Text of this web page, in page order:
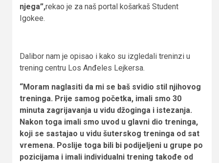
njega”,rekao je za naš portal košarkaš Student
Igokee.
Dalibor nam je opisao i kako su izgledali treninzi u
trening centru Los Anđeles Lejkersa.
“Moram naglasiti da mi se baš svidio stil njihovog
treninga. Prije samog početka, imali smo 30
minuta zagrijavanja u vidu džoginga i istezanja.
Nakon toga imali smo uvod u glavni dio treninga,
koji se sastajao u vidu šuterskog treninga od sat
vremena. Poslije toga bili bi podijeljeni u grupe po
pozicijama i imali individualni trening takođe od